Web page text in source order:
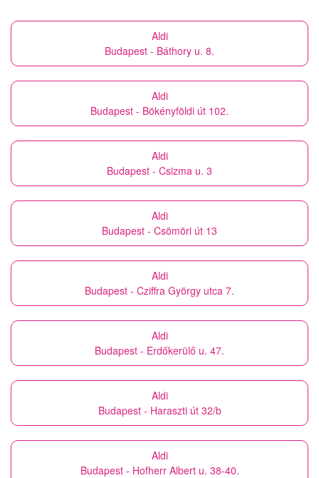
Aldi
Budapest - Báthory u. 8.
Aldi
Budapest - Bökényföldi út 102.
Aldi
Budapest - Csizma u. 3
Aldi
Budapest - Csömöri út 13
Aldi
Budapest - Cziffra György utca 7.
Aldi
Budapest - Erdőkerülő u. 47.
Aldi
Budapest - Haraszti út 32/b
Aldi
Budapest - Hofherr Albert u. 38-40.